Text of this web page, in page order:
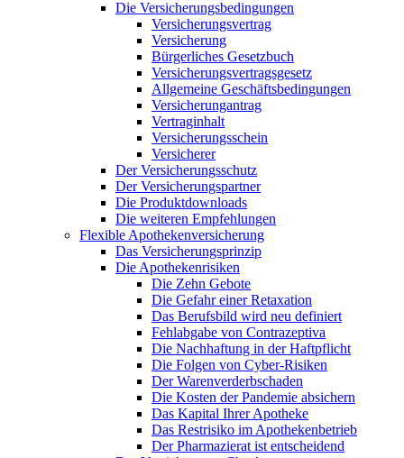
Die Versicherungsbedingungen
Versicherungsvertrag
Versicherung
Bürgerliches Gesetzbuch
Versicherungsvertragsgesetz
Allgemeine Geschäftsbedingungen
Versicherungantrag
Vertraginhalt
Versicherungsschein
Versicherer
Der Versicherungsschutz
Der Versicherungspartner
Die Produktdownloads
Die weiteren Empfehlungen
Flexible Apothekenversicherung
Das Versicherungsprinzip
Die Apothekenrisiken
Die Zehn Gebote
Die Gefahr einer Retaxation
Das Berufsbild wird neu definiert
Fehlabgabe von Contrazeptiva
Die Nachhaftung in der Haftpflicht
Die Folgen von Cyber-Risiken
Der Warenverderbschaden
Die Kosten der Pandemie absichern
Das Kapital Ihrer Apotheke
Das Restrisiko im Apothekenbetrieb
Der Pharmazierat ist entscheidend